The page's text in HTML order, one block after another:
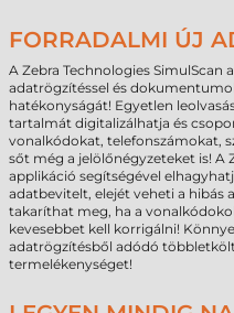
FORRADALMI ÚJ
A Zebra Technologies SimulScan
adatrögzítéssel és
hatékonyságát! Egyetlen
tartalmát digitalizálhatja és
vonalkódokat, telefonszámokat,
sőt még a jelölőnégyzeteket is! A
applikáció segítségével
adatbevitelt, elejét veheti a hibás
takaríthat meg, ha a
kevesebbet kell korrigálni!
adatrögzítésből adódó
termelékenységet!